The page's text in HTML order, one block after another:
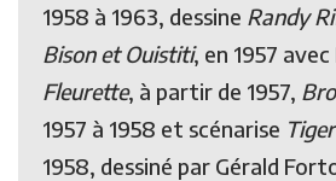
1958 à 1963, dessine Randy
Bison et Ouistiti, en 1957 avec
Fleurette, à partir de 1957,
1957 à 1958 et scénarise
1958, dessiné par Gérald